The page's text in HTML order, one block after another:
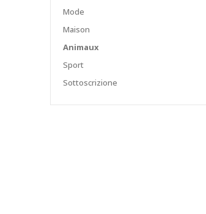
Mode
Maison
Animaux
Sport
Sottoscrizione